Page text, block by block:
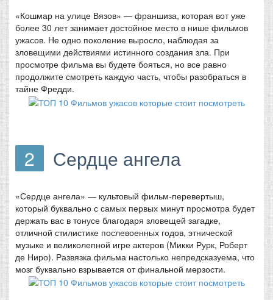
«Кошмар на улице Вязов» — франшиза, которая вот уже
более 30 лет занимает достойное место в нише фильмов
ужасов. Не одно поколение выросло, наблюдая за
зловещими действиями истинного создания зла. При
просмотре фильма вы будете бояться, но все равно
продолжите смотреть каждую часть, чтобы разобраться в
тайне Фредди.
2 Сердце ангела
«Сердце ангела» — культовый фильм-перевертыш,
который буквально с самых первых минут просмотра будет
держать вас в тонусе благодаря зловещей загадке,
отличной стилистике послевоенных годов, этнической
музыке и великолепной игре актеров (Микки Рурк, Роберт
де Ниро). Развязка фильма настолько непредсказуема, что
мозг буквально взрывается от финальной мерзости.